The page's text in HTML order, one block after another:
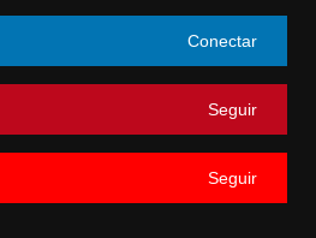
Conectar
Seguir
Seguir